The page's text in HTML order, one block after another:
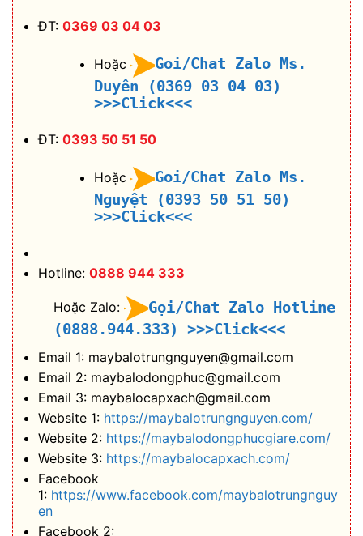
ĐT: 0369 03 04 03
Hoặc
Goi/Chat Zalo Ms.
Duyên (0369 03 04 03)
>>>Click<<<
ĐT: 0393 50 51 50
Hoặc
Goi/Chat Zalo Ms.
Nguyệt (0393 50 51 50)
>>>Click<<<
Hotline: 0888 944 333
Hoặc Zalo:
Gọi/Chat Zalo Hotline
(0888.944.333)
>>>Click<<<
Email 1: maybalotrungnguyen@gmail.com
Email 2: maybalodongphuc@gmail.com
Email 3: maybalocapxach@gmail.com
Website 1: https://maybalotrungnguyen.com/
Website 2: https://maybalodongphucgiare.com/
Website 3: https://maybalocapxach.com/
Facebook
1: https://www.facebook.com/maybalotrungnguy
en
Facebook 2: